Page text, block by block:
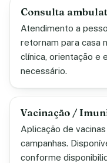
Consulta
Atendimento a
retornam para casa
clínica, orientação e
necessário.
Vacinação /
Aplicação de
campanhas.
conforme